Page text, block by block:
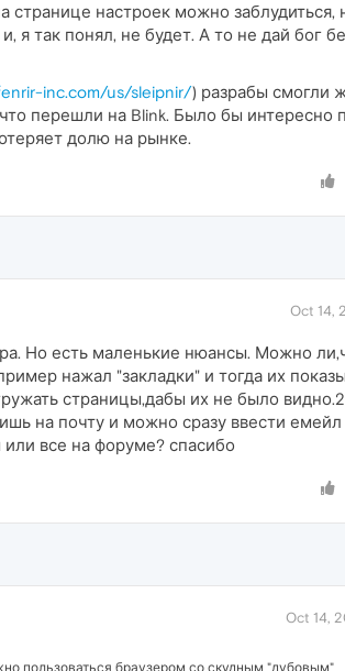
настроек можно заблудиться,
я так понял, не будет. А то не дай бог
inc.com/us/sleipnir/) разрабы смогли
перешли на Blink. Было бы интересно
долю на рынке.
Oct 14,
Но есть маленькие нюансы. Можно
нажал "закладки" и тогда их
страницы,дабы их не было
на почту и можно сразу ввести емейл
все на форуме? спасибо
Oct 14,
пользоваться браузером со скудным "дубовым"